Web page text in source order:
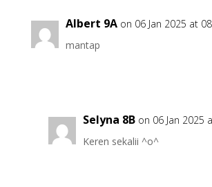
Albert 9A on 06 Jan 2025 at
mantap
Selyna 8B on 06 Jan 2025
Keren sekalii ^o^